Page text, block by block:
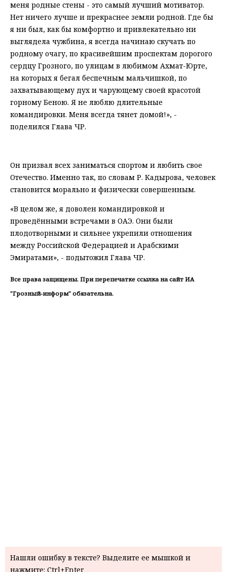
меня родные стены - это самый лучший мотиватор.
Нет ничего лучше и прекраснее земли родной. Где бы
я ни был, как бы комфортно и привлекательно ни
выглядела чужбина, я всегда начинаю скучать по
родному очагу, по красивейшим проспектам дорогого
сердцу Грозного, по улицам в любимом Ахмат-Юрте,
на которых я бегал беспечным мальчишкой, по
захватывающему дух и чарующему своей красотой
горному Беною. Я не люблю длительные
командировки. Меня всегда тянет домой!», -
поделился Глава ЧР.
Он призвал всех заниматься спортом и любить свое
Отечество. Именно так, по словам Р. Кадырова, человек
становится морально и физически совершенным.
«В целом же, я доволен командировкой и
проведёнными встречами в ОАЭ. Они были
плодотворными и сильнее укрепили отношения
между Российской Федерацией и Арабскими
Эмиратами», - подытожил Глава ЧР.
Все права защищены. При перепечатке ссылка на сайт ИА
"Грозный-информ" обязательна.
Нашли ошибку в тексте? Выделите ее мышкой и
нажмите: Ctrl+Enter